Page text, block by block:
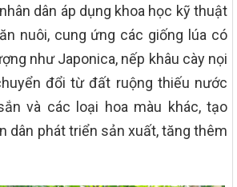
dân áp dụng khoa học kỹ thuật
nuôi, cung ứng các giống lúa có
như Japonica, nếp khâu cày nọi
đổi từ đất ruộng thiếu nước
và các loại hoa màu khác, tạo
dân phát triển sản xuất, tăng thêm